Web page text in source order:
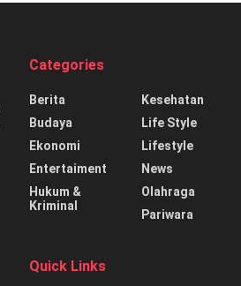
Categories
Berita
Budaya
Ekonomi
Entertaiment
Hukum &
Kriminal
Kesehatan
Life Style
Lifestyle
News
Olahraga
Pariwara
Quick Links